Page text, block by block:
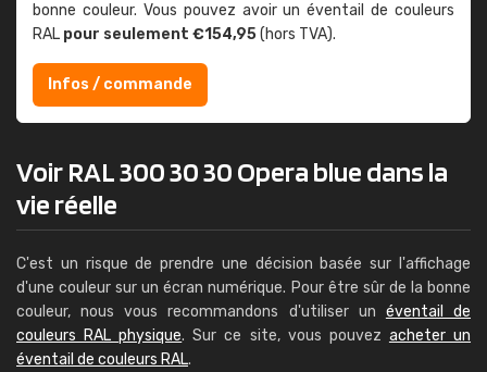
bonne couleur. Vous pouvez avoir un éventail de couleurs
RAL pour seulement €154,95(hors TVA).
Infos / commande
Voir RAL 300 30 30 Opera blue dans la
vie réelle
C'est un risque de prendre une décision basée sur l'affichage
d'une couleur sur un écran numérique. Pour être sûr de la bonne
couleur, nous vous recommandons d'utiliser un éventail de
couleurs RAL physique. Sur ce site, vous pouvez acheter un
éventail de couleurs RAL.